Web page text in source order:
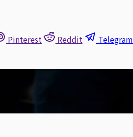
Pinterest Reddit Telegram